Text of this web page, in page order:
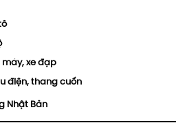
máy, xe đạp
điện, thang cuốn
Nhật Bản